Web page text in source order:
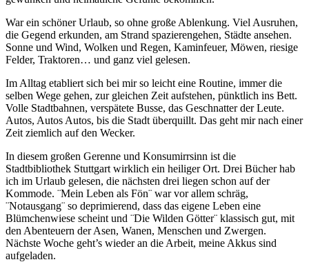
War ein schöner Urlaub, so ohne große Ablenkung. Viel Ausruhen,
die Gegend erkunden, am Strand spazierengehen, Städte ansehen.
Sonne und Wind, Wolken und Regen, Kaminfeuer, Möwen, riesige
Felder, Traktoren… und ganz viel gelesen.
Im Alltag etabliert sich bei mir so leicht eine Routine, immer die
selben Wege gehen, zur gleichen Zeit aufstehen, pünktlich ins Bett.
Volle Stadtbahnen, verspätete Busse, das Geschnatter der Leute.
Autos, Autos Autos, bis die Stadt überquillt. Das geht mir nach einer
Zeit ziemlich auf den Wecker.
In diesem großen Gerenne und Konsumirrsinn ist die
Stadtbibliothek Stuttgart wirklich ein heiliger Ort. Drei Bücher hab
ich im Urlaub gelesen, die nächsten drei liegen schon auf der
Kommode. ¨Mein Leben als Fön¨ war vor allem schräg,
¨Notausgang¨ so deprimierend, dass das eigene Leben eine
Blümchenwiese scheint und ¨Die Wilden Götter¨ klassisch gut, mit
den Abenteuern der Asen, Wanen, Menschen und Zwergen.
Nächste Woche geht’s wieder an die Arbeit, meine Akkus sind
aufgeladen.